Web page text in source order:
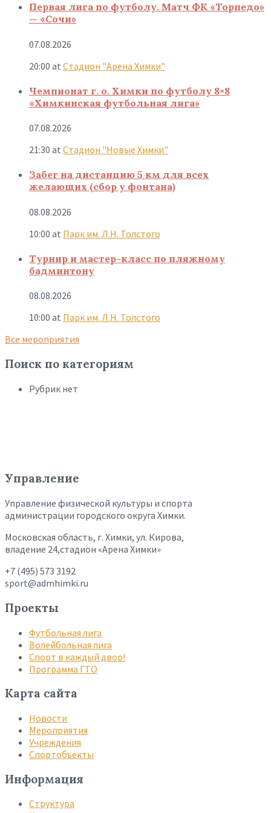
Первая лига по футболу. Матч ФК «Торпедо»
— «Сочи»
07.08.2026
20:00 at Стадион "Арена Химки"
Чемпионат г. о. Химки по футболу 8×8
«Химкинская футбольная лига»
07.08.2026
21:30 at Стадион "Новые Химки"
Забег на дистанцию 5 км для всех
желающих (сбор у фонтана)
08.08.2026
10:00 at Парк им. Л.Н. Толстого
Турнир и мастер-класс по пляжному
бадминтону
08.08.2026
10:00 at Парк им. Л.Н. Толстого
Все мероприятия
Поиск по категориям
Рубрик нет
Управление
Управление физической культуры и спорта
администрации городского округа Химки.
Московская область, г. Химки, ул. Кирова,
владение 24,стадион «Арена Химки»
+7 (495) 573 3192
sport@admhimki.ru
Проекты
Футбольная лига
Волейбольная лига
Спорт в каждый двор!
Программа ГТО
Карта сайта
Новости
Мероприятия
Учреждения
Спортобъекты
Информация
Структура